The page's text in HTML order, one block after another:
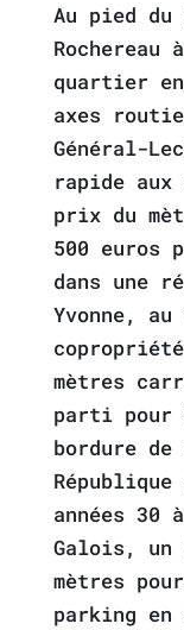
Au pied du
quartier
axes
Général-
rapide aux
prix du
500 euros
dans une
Yvonne,
mètres
parti pour
bordure
années 30
Galois, un
mètres
parking en